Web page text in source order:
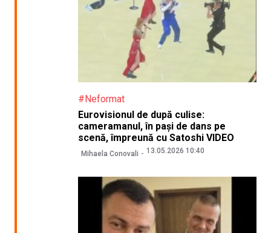
#Neformat
Eurovisionul de după culise:
cameramanul, în pași de dans pe
scenă, împreună cu Satoshi VIDEO
Mihaela Conovali 13.05.2026 10:40